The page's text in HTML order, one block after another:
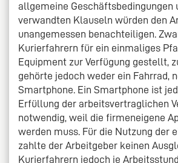
allgemeine Geschäftsbedingungen
verwandten Klauseln würden den
unangemessen benachteiligen.
Kurierfahrern für ein einmaliges
Equipment zur Verfügung gestellt,
gehörte jedoch weder ein Fahrrad,
Smartphone. Ein Smartphone ist
Erfüllung der arbeitsvertraglichen
notwendig, weil die firmeneigene
werden muss. Für die Nutzung der
zahlte der Arbeitgeber keinen
Kurierfahrern jedoch je